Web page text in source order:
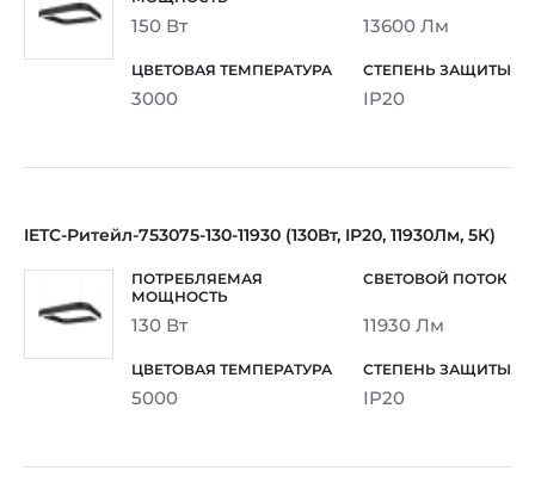
150 Вт 13600 Лм
3000 IP20
IETC-Ритейл-753075-130-11930 (130Вт, IP20, 11930Лм, 5К)
130 Вт 11930 Лм
5000 IP20